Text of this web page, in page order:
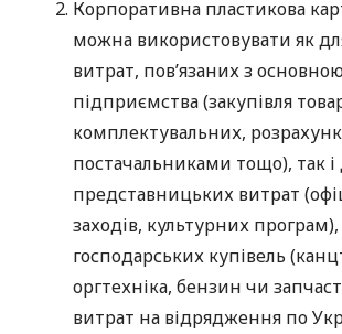
Корпоративна пластикова
можна використовувати як
витрат, пов’язаних з
підприємства (закупівля
комплектувальних,
постачальниками тощо), так і
представницьких витрат
заходів, культурних програм),
господарських купівель
оргтехніка, бензин чи
витрат на відрядження по